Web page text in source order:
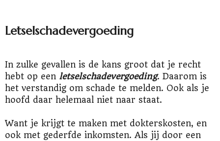
Letselschadevergoeding
In zulke gevallen is de kans groot dat je recht
hebt op een letselschadevergoeding. Daarom is
het verstandig om schade te melden. Ook als je
hoofd daar helemaal niet naar staat.
Want je krijgt te maken met dokterskosten, en
ook met gederfde inkomsten. Als jij door een